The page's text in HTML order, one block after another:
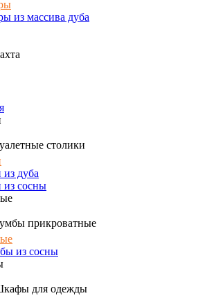
из массива дуба
столики
дуба
из сосны
прикроватные
из сосны
для одежды